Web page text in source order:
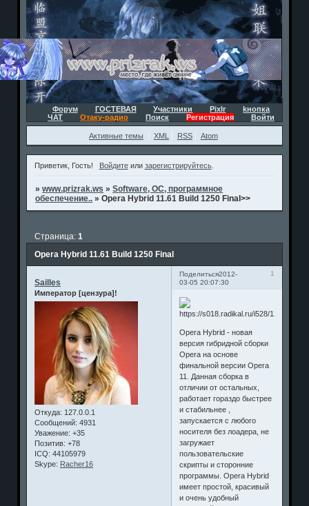
Форум ГОСТЕВАЯ Участники Pixlr
kнопка
ЧАТ
Отаку-радио Поиск Регистрация Войти
Активные темы XML RSS Atom
Приветик, Гость! Войдитеили зарегистрируйтесь.
»www.prizrak.ws »Software, ОС, программное
обеспечение.. »Opera Hybrid 11.61 Build 1250 Final>>
Opera Hybrid 11.61 Build 1250 Final
Страница:1
Поделиться 1
2012-
03-05 20:07:30
Sailles
Император [цензура]!
Откуда: 127.0.0.1
Сообщений: 4931
Уважение: +35
Позитив: +78
ICQ: 44105979
Skype: Racher16
Opera Hybrid - новая
версия гибридной сборки
Opera на основе
финальной версии Opera
11. Данная сборка в
отличии от остальных,
работает гораздо быстрее
и стабильнее ,
запускается с любого
носителя без лоадера, не
загружает
пользовательские
скрипты и сторонние
программы. Opera Hybrid
имеет простой, красивый
и очень удобный